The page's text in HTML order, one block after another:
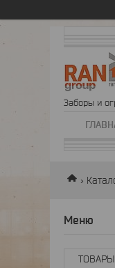
Заборы и